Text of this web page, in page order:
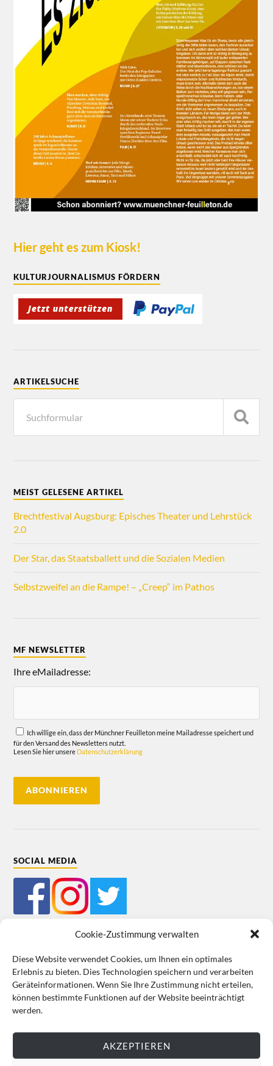
Cookie-Zustimmung verwalten
Diese Website verwendet Cookies, um Ihnen ein optimales
Erlebnis zu bieten. Dies Technologien speichern und verarbeiten
Geräteinformationen. Wenn Sie Ihre Zustimmung nicht erteilen,
können bestimmte Funktionen auf der Website beeinträchtigt
werden.
AKZEPTIEREN
Hier geht es zum Kiosk!
KULTURJOURNALISMUS FÖRDERN
ARTIKELSUCHE
MEIST GELESENE ARTIKEL
Brechtfestival Augsburg: Episches Theater und Lehrstück
2.0
Der Star, das Staatsballett und die Sozialen Medien
Selbstzweifel an die Rampe! – „Creep“ im Pathos
MF NEWSLETTER
Ihre eMailadresse:
Ich willige ein, dass der Münchner Feuilleton meine Mailadresse speichert und
für den Versand des Newsletters nutzt.
Lesen Sie hier unsere Datenschutzerklärung
SOCIAL MEDIA
Mein Bestellkonto Kundeninformationen Datenschutz
Cookie-Richtlinie (EU) Impressum
VERTRAG WIDERRUFEN